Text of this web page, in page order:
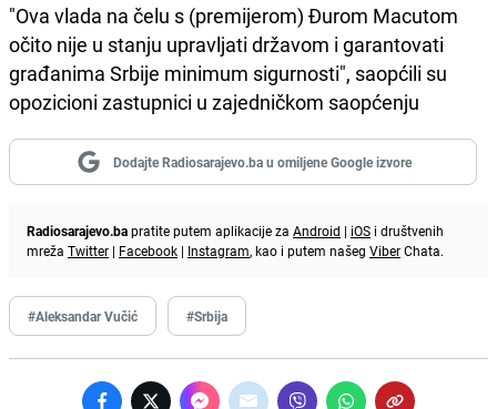
"Ova vlada na čelu s (premijerom) Đurom Macutom
očito nije u stanju upravljati državom i garantovati
građanima Srbije minimum sigurnosti", saopćili su
opozicioni zastupnici u zajedničkom saopćenju
Dodajte Radiosarajevo.ba u omiljene Google izvore
Radiosarajevo.bapratite putem aplikacije za Android | iOS i društvenih
mreža Twitter | Facebook | Instagram, kao i putem našeg ViberChata.
#Aleksandar Vučić #Srbija